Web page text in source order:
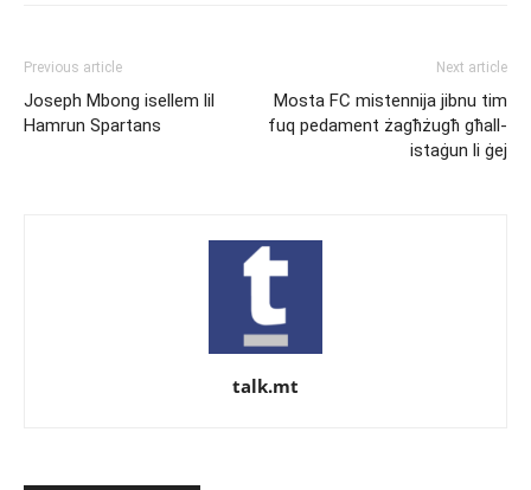
Previous article
Joseph Mbong isellem lil
Hamrun Spartans
Next article
Mosta FC mistennija jibnu tim
fuq pedament żagħżugħ għall-
istaġun li ġej
talk.mt